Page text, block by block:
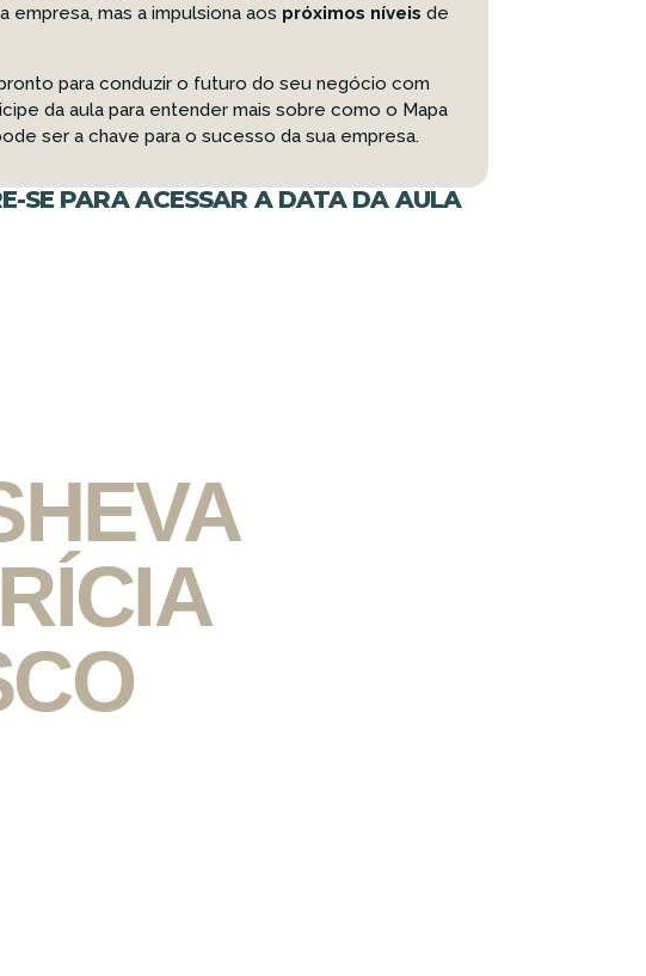
empresa, mas a impulsiona aos próximos níveis de
para conduzir o futuro do seu negócio com
da aula para entender mais sobre como o Mapa
ser a chave para o sucesso da sua empresa.
SE PARA ACESSAR A DATA DA AULA
eu sou a